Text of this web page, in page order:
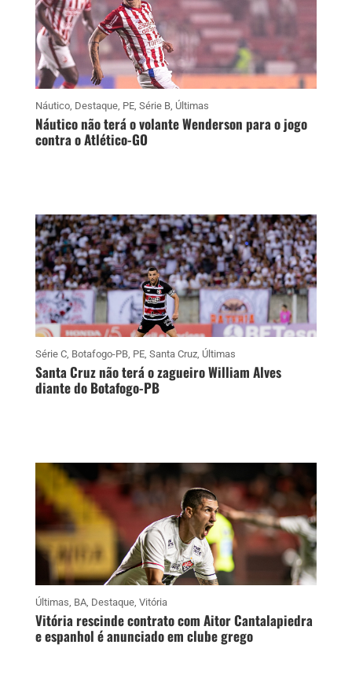
Náutico, Destaque, PE, Série B, Últimas
Náutico não terá o volante Wenderson para o jogo
contra o Atlético-GO
Série C, Botafogo-PB, PE, Santa Cruz, Últimas
Santa Cruz não terá o zagueiro William Alves
diante do Botafogo-PB
Últimas BA, Destaque, Vitória
Vitória rescinde contrato com Aitor Cantalapiedra
e espanhol é anunciado em clube grego